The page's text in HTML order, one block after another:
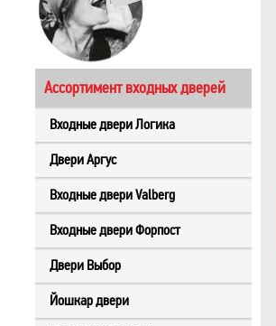
Ассортимент входных дверей
Входные двери Логика
Двери Аргус
Входные двери Valberg
Входные двери Форпост
Двери Выбор
Йошкар двери